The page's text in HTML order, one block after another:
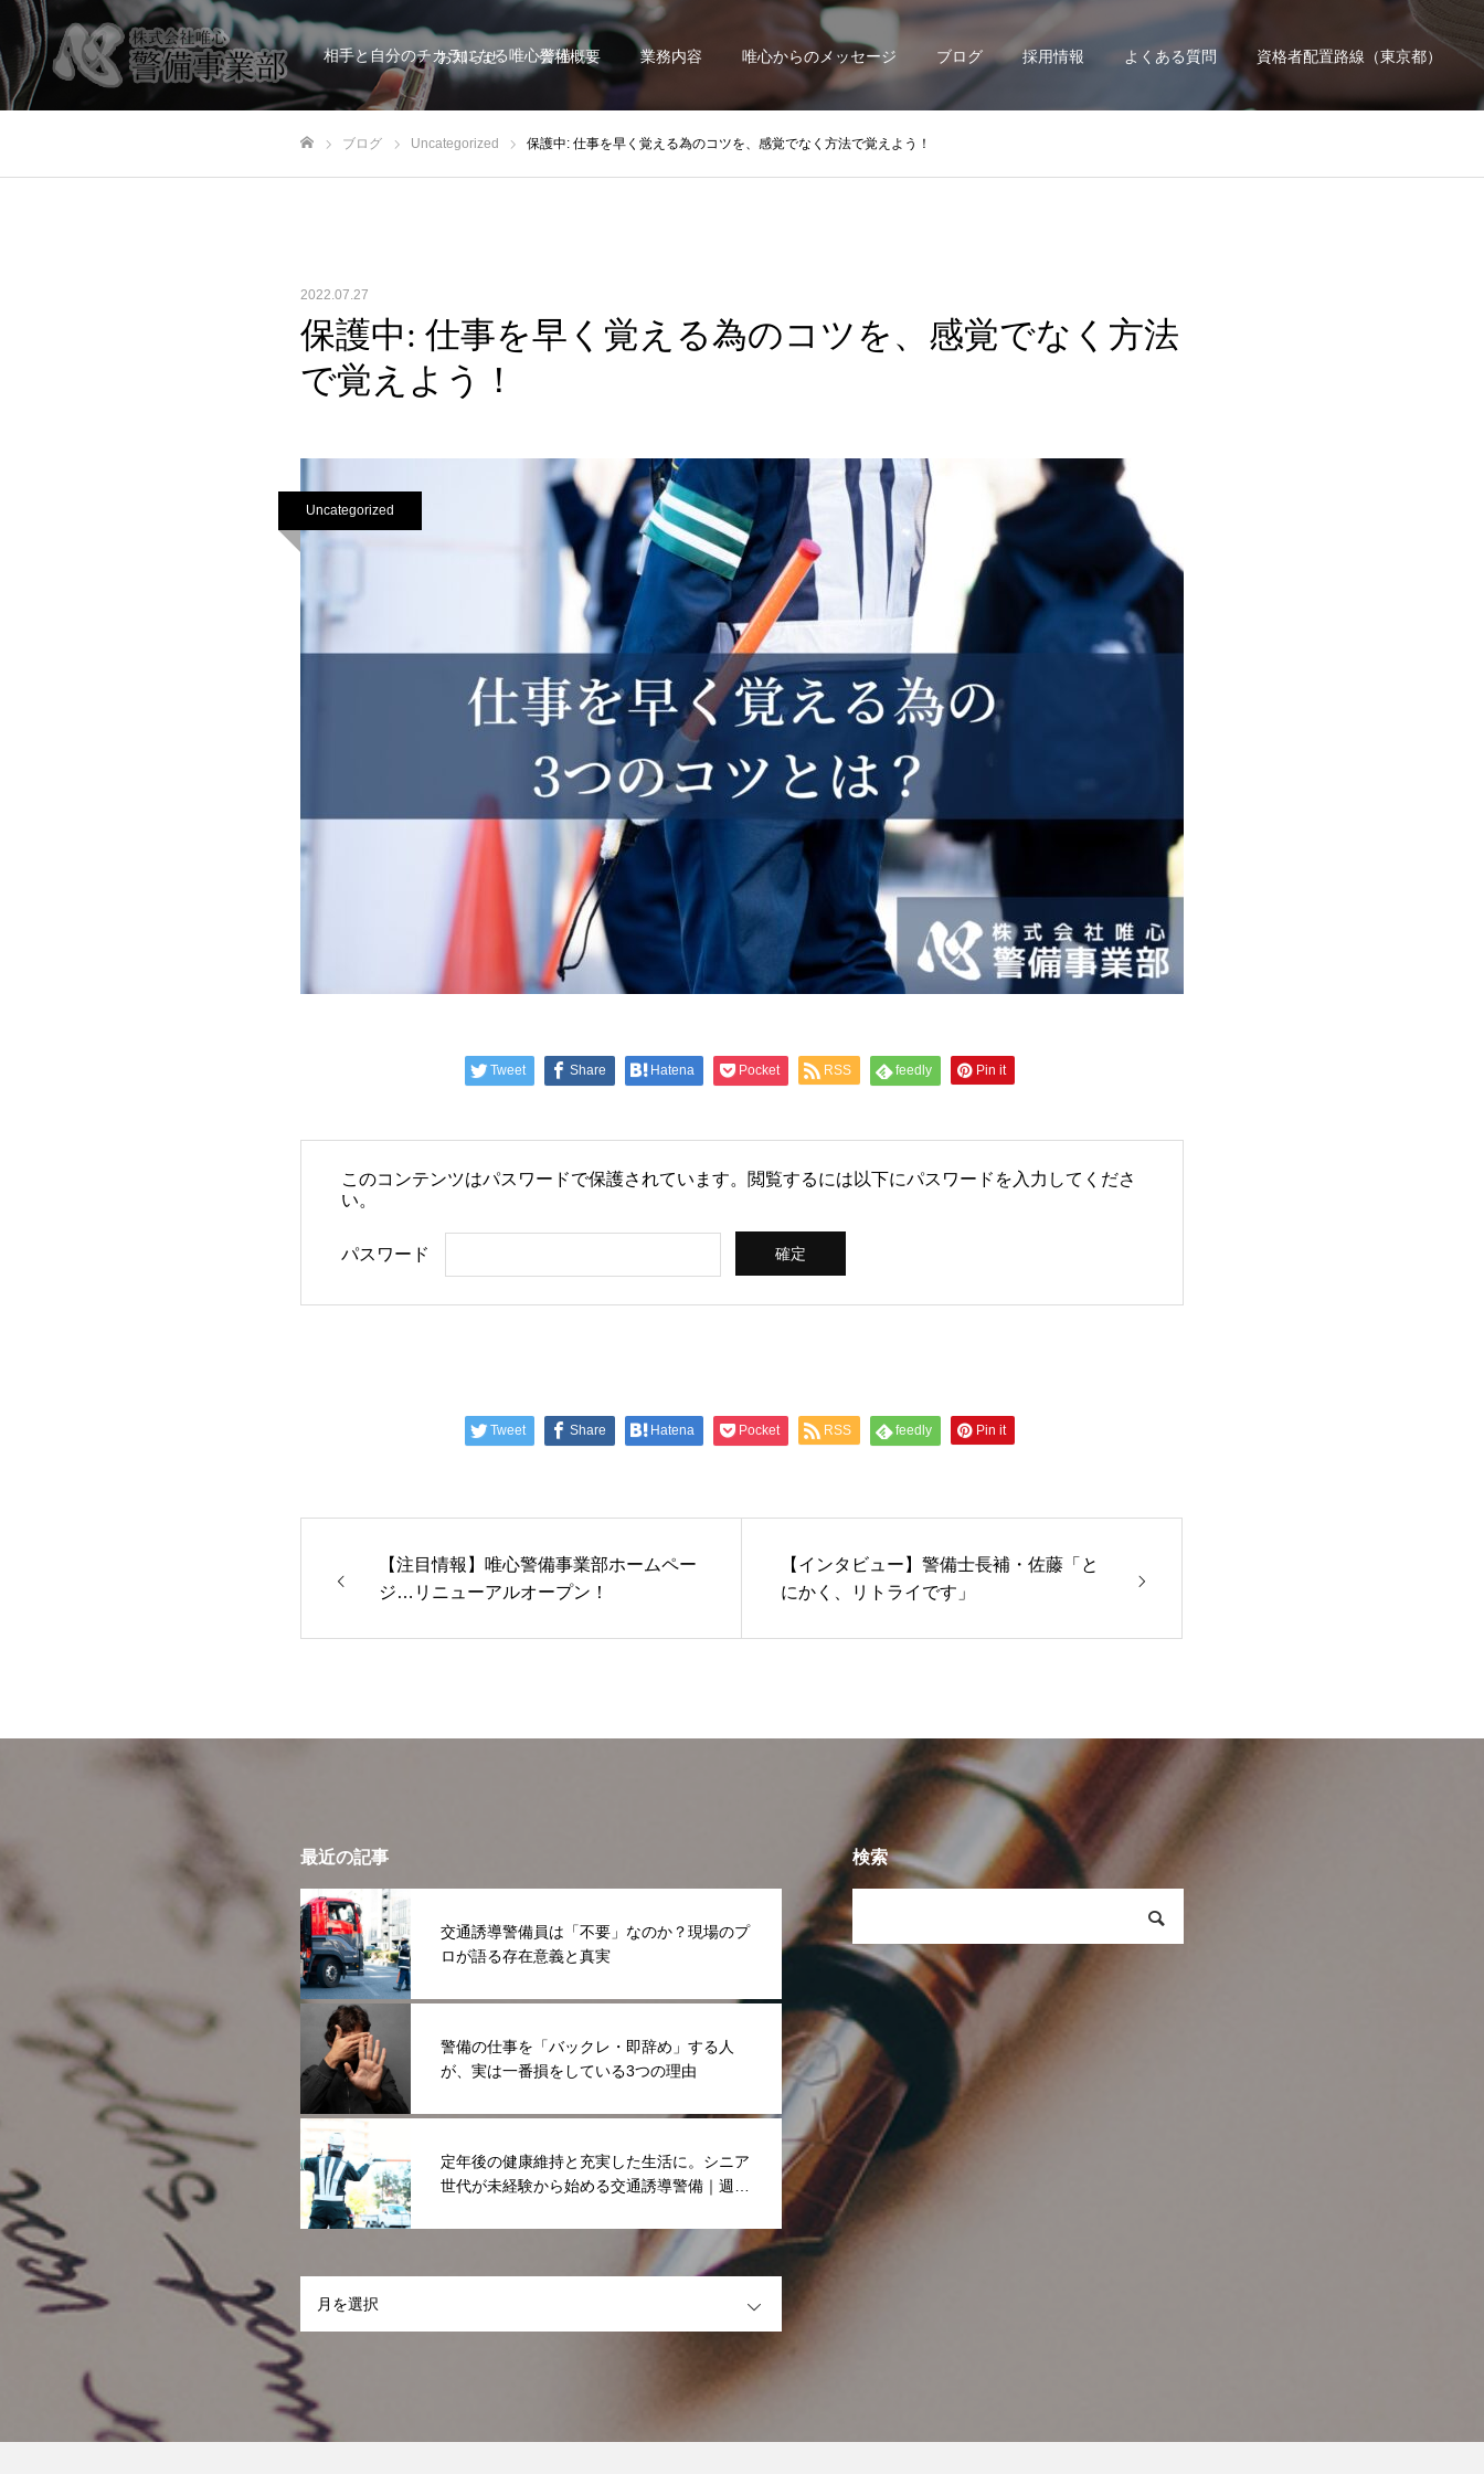
相手と自分のチカラになる唯心警備
お知らせ 会社概要 業務内容 唯心からのメッセージ ブログ 採用情報 よくある質問 資格者配置路線（東京都）
ブログ Uncategorized 保護中: 仕事を早く覚える為のコツを、感覚でなく方法で覚えよう！
2022.07.27
保護中: 仕事を早く覚える為のコツを、感覚でなく方法
で覚えよう！
Uncategorized
Tweet Share Hatena Pocket RSS feedly Pin it
このコンテンツはパスワードで保護されています。閲覧するには以下にパスワードを入力してくださ
い。
パスワード
Tweet Share Hatena Pocket RSS feedly Pin it
【注目情報】唯心警備事業部ホームペー
ジ…リニューアルオープン！
【インタビュー】警備士長補・佐藤「と
にかく、リトライです」
最近の記事
交通誘導警備員は「不要」なのか？現場のプ
ロが語る存在意義と真実
警備の仕事を「バックレ・即辞め」する人
が、実は一番損をしている3つの理由
定年後の健康維持と充実した生活に。シニア
世代が未経験から始める交通誘導警備｜週
検索